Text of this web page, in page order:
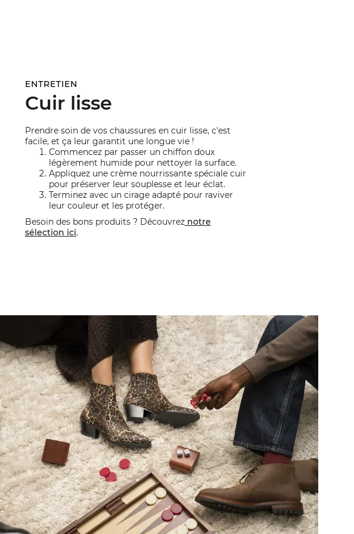
ENTRETIEN
Cuir lisse
Prendre soin de vos chaussures en cuir lisse, c'est
facile, et ça leur garantit une longue vie !
Commencez par passer un chiffon doux
légèrement humide pour nettoyer la surface.
Appliquez une crème nourrissante spéciale cuir
pour préserver leur souplesse et leur éclat.
Terminez avec un cirage adapté pour raviver
leur couleur et les protéger.
Besoin des bons produits ? Découvrez notre
sélection ici.